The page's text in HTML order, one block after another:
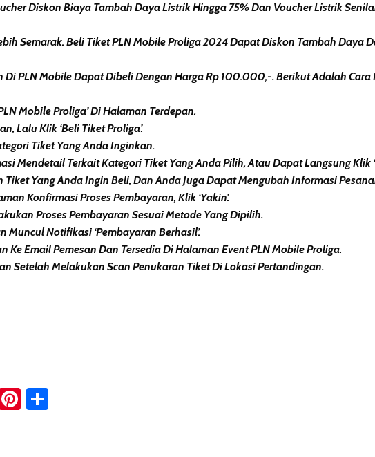
Diskon Biaya Tambah Daya Listrik Hingga 75% Dan Voucher Listrik
Semarak. Beli Tiket PLN Mobile Proliga 2024 Dapat Diskon Tambah Daya
PLN Mobile Dapat Dibeli Dengan Harga Rp 100.000,-. Berikut Adalah Cara
Mobile Proliga’ Di Halaman Terdepan.
Lalu Klik ‘Beli Tiket Proliga’.
Tiket Yang Anda Inginkan.
Mendetail Terkait Kategori Tiket Yang Anda Pilih, Atau Dapat Langsung Klik
Yang Anda Ingin Beli, Dan Anda Juga Dapat Mengubah Informasi
Konfirmasi Proses Pembayaran, Klik ‘Yakin’.
Proses Pembayaran Sesuai Metode Yang Dipilih.
Notifikasi ‘Pembayaran Berhasil’.
Ke Email Pemesan Dan Tersedia Di Halaman Event PLN Mobile Proliga.
Setelah Melakukan Scan Penukaran Tiket Di Lokasi Pertandingan.
Pinterest